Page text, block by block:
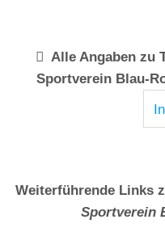
Alle Angaben zu
Sportverein Blau-
Weiterführende Links
Sportverein